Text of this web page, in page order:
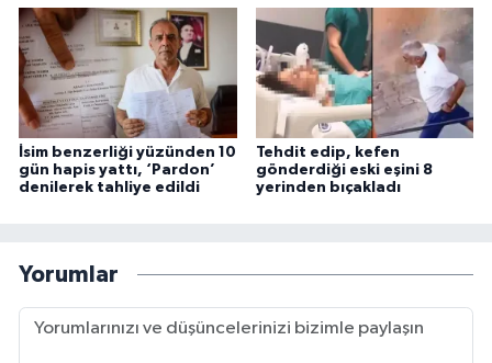
İsim benzerliği yüzünden 10
gün hapis yattı, ‘Pardon’
denilerek tahliye edildi
Tehdit edip, kefen
gönderdiği eski eşini 8
yerinden bıçakladı
Yorumlar